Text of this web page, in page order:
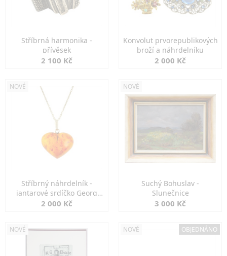
Stříbrná harmonika -
přívěsek
2 100 Kč
Konvolut prvorepublikových
broží a náhrdelníku
2 000 Kč
NOVÉ
Stříbrný náhrdelník -
jantarové srdíčko Georg
Kramer
2 000 Kč
NOVÉ
Suchý Bohuslav -
Slunečnice
3 000 Kč
NOVÉ NOVÉ OBJEDNÁNO